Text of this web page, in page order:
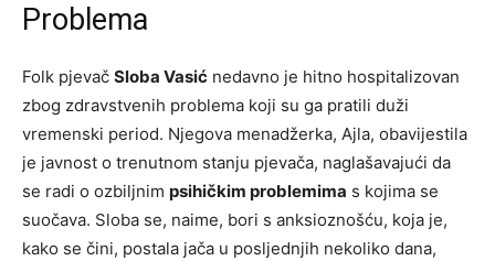
Problema
Folk pjevač Sloba Vasić nedavno je hitno hospitalizovan
zbog zdravstvenih problema koji su ga pratili duži
vremenski period. Njegova menadžerka, Ajla, obavijestila
je javnost o trenutnom stanju pjevača, naglašavajući da
se radi o ozbiljnim psihičkim problemima s kojima se
suočava. Sloba se, naime, bori s anksioznošću, koja je,
kako se čini, postala jača u posljednjih nekoliko dana,